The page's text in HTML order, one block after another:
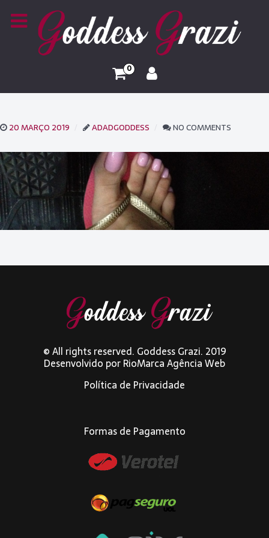
0
20 MARÇO 2019 ADADGODDESS NO COMMENTS
© All rights reserved. Goddess Grazi. 2019
Desenvolvido porRioMarca Agência Web
Política de Privacidade
Formas de Pagamento